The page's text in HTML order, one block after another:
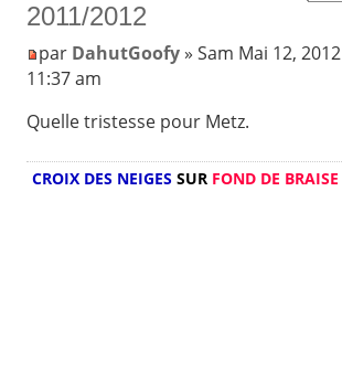
2011/2012
par DahutGoofy» Sam Mai 12, 2012
11:37 am
Quelle tristesse pour Metz.
CROIX DES NEIGES SUR FOND DE BRAISE